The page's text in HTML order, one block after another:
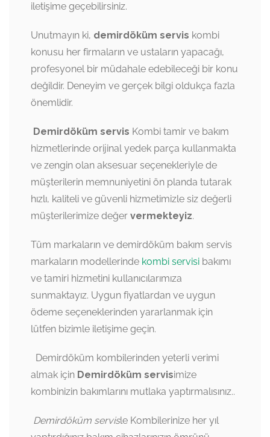
iletişime geçebilirsiniz.
Unutmayın ki, demirdöküm servis kombi
konusu her firmaların ve ustaların yapacağı,
profesyonel bir müdahale edebileceği bir konu
değildir. Deneyim ve gerçek bilgi oldukça fazla
önemlidir.
Demirdöküm servis Kombi tamir ve bakım
hizmetlerinde orijinal yedek parça kullanmakta
ve zengin olan aksesuar seçenekleriyle de
müşterilerin memnuniyetini ön planda tutarak
hızlı, kaliteli ve güvenli hizmetimizle siz değerli
müşterilerimize değer vermekteyiz.
Tüm markaların ve demirdöküm bakım servis
markaların modellerinde kombi servisi bakımı
ve tamiri hizmetini kullanıcılarımıza
sunmaktayız. Uygun fiyatlardan ve uygun
ödeme seçeneklerinden yararlanmak için
lütfen bizimle iletişime geçin.
Demirdöküm kombilerinden yeterli verimi
almak için Demirdöküm servisimize
kombinizin bakımlarını mutlaka yaptırmalısınız..
Demirdöküm servisle Kombilerinize her yıl